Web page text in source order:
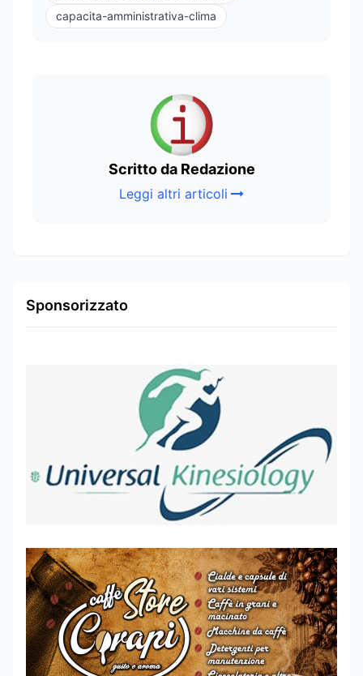
capacita-amministrativa-clima
Scritto da Redazione
Leggi altri articoli
Sponsorizzato